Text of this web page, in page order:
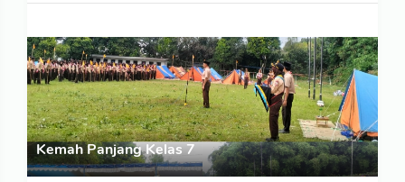
Kemah Panjang Kelas 7